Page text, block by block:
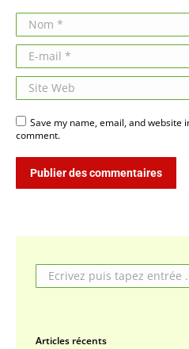
Nom *
E-mail *
Site Web
Save my name, email, and website
comment.
Publier des commentaires
Search:
Articles récents